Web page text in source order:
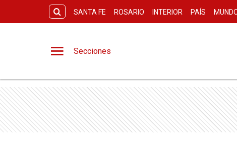
SANTA FE ROSARIO INTERIOR PAÍS
Secciones